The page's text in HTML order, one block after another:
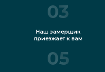
03
Наш замерщик
приезжает к вам
05